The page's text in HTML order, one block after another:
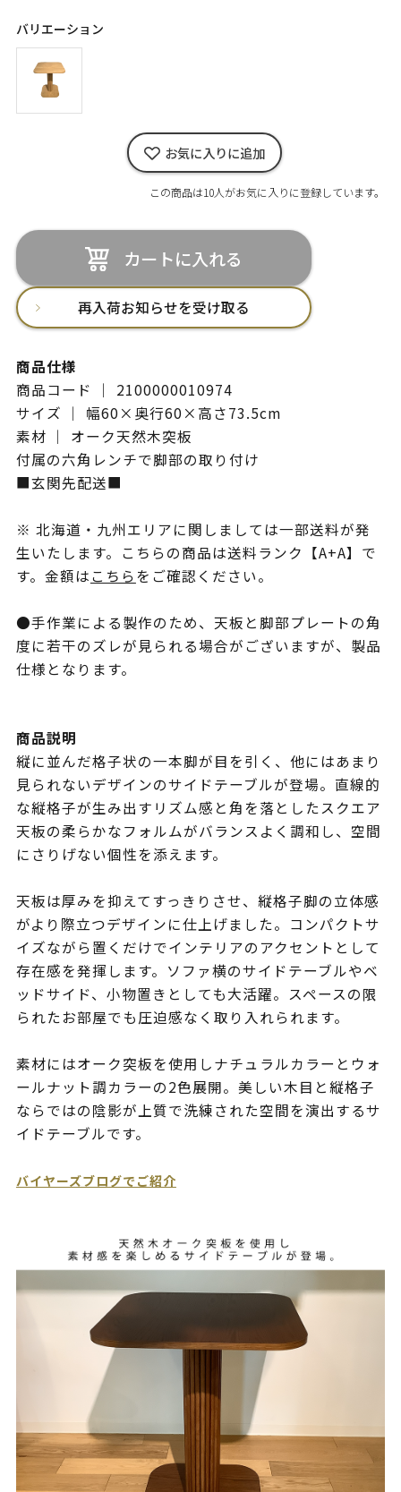
バリエーション
お気に入りに追加
この商品は10人がお気に入りに登録しています。
カートに入れる
再入荷お知らせを受け取る
商品仕様
商品コード ｜ 2100000010974
サイズ ｜ 幅60×奥行60×高さ73.5cm
素材 ｜ オーク天然木突板
付属の六角レンチで脚部の取り付け
■玄関先配送■
※ 北海道・九州エリアに関しましては一部送料が発
生いたします。こちらの商品は送料ランク【A+A】で
す。金額はこちらをご確認ください。
●手作業による製作のため、天板と脚部プレートの角
度に若干のズレが見られる場合がございますが、製品
仕様となります。
商品説明
縦に並んだ格子状の一本脚が目を引く、他にはあまり
見られないデザインのサイドテーブルが登場。直線的
な縦格子が生み出すリズム感と角を落としたスクエア
天板の柔らかなフォルムがバランスよく調和し、空間
にさりげない個性を添えます。
天板は厚みを抑えてすっきりさせ、縦格子脚の立体感
がより際立つデザインに仕上げました。コンパクトサ
イズながら置くだけでインテリアのアクセントとして
存在感を発揮します。ソファ横のサイドテーブルやベ
ッドサイド、小物置きとしても大活躍。スペースの限
られたお部屋でも圧迫感なく取り入れられます。
素材にはオーク突板を使用しナチュラルカラーとウォ
ールナット調カラーの2色展開。美しい木目と縦格子
ならではの陰影が上質で洗練された空間を演出するサ
イドテーブルです。
バイヤーズブログでご紹介